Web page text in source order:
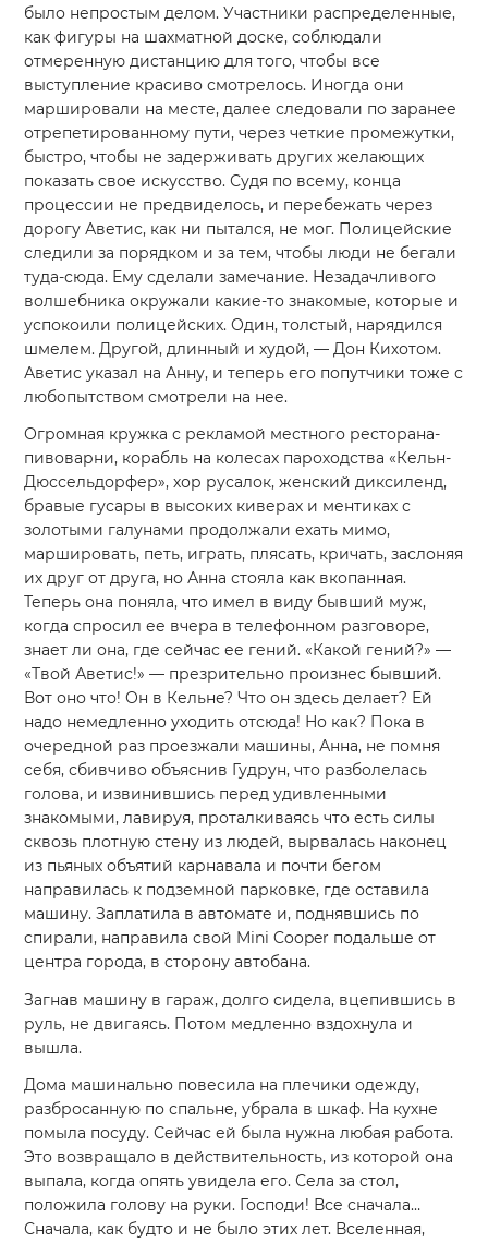
было непростым делом. Участники распределенные,
как фигуры на шахматной доске, соблюдали
отмеренную дистанцию для того, чтобы все
выступление красиво смотрелось. Иногда они
маршировали на месте, далее следовали по заранее
отрепетированному пути, через четкие промежутки,
быстро, чтобы не задерживать других желающих
показать свое искусство. Судя по всему, конца
процессии не предвиделось, и перебежать через
дорогу Аветис, как ни пытался, не мог. Полицейские
следили за порядком и за тем, чтобы люди не бегали
туда-сюда. Ему сделали замечание. Незадачливого
волшебника окружали какие-то знакомые, которые и
успокоили полицейских. Один, толстый, нарядился
шмелем. Другой, длинный и худой, — Дон Кихотом.
Аветис указал на Анну, и теперь его попутчики тоже с
любопытством смотрели на нее.
Огромная кружка с рекламой местного ресторана-
пивоварни, корабль на колесах пароходства «Кельн-
Дюссельдорфер», хор русалок, женский диксиленд,
бравые гусары в высоких киверах и ментиках с
золотыми галунами продолжали ехать мимо,
маршировать, петь, играть, плясать, кричать, заслоняя
их друг от друга, но Анна стояла как вкопанная.
Теперь она поняла, что имел в виду бывший муж,
когда спросил ее вчера в телефонном разговоре,
знает ли она, где сейчас ее гений. «Какой гений?» —
«Твой Аветис!» — презрительно произнес бывший.
Вот оно что! Он в Кельне? Что он здесь делает? Ей
надо немедленно уходить отсюда! Но как? Пока в
очередной раз проезжали машины, Анна, не помня
себя, сбивчиво объяснив Гудрун, что разболелась
голова, и извинившись перед удивленными
знакомыми, лавируя, проталкиваясь что есть силы
сквозь плотную стену из людей, вырвалась наконец
из пьяных объятий карнавала и почти бегом
направилась к подземной парковке, где оставила
машину. Заплатила в автомате и, поднявшись по
спирали, направила свой Mini Cooper подальше от
центра города, в сторону автобана.
Загнав машину в гараж, долго сидела, вцепившись в
руль, не двигаясь. Потом медленно вздохнула и
вышла.
Дома машинально повесила на плечики одежду,
разбросанную по спальне, убрала в шкаф. На кухне
помыла посуду. Сейчас ей была нужна любая работа.
Это возвращало в действительность, из которой она
выпала, когда опять увидела его. Села за стол,
положила голову на руки. Господи! Все сначала…
Сначала, как будто и не было этих лет. Вселенная,